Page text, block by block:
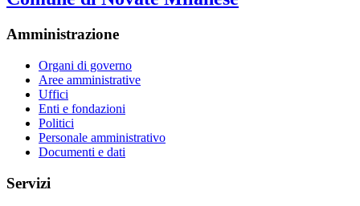
Amministrazione
Organi di governo
Aree amministrative
Uffici
Enti e fondazioni
Politici
Personale amministrativo
Documenti e dati
Servizi